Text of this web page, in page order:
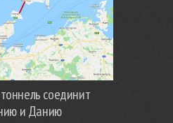
соединит
и Данию